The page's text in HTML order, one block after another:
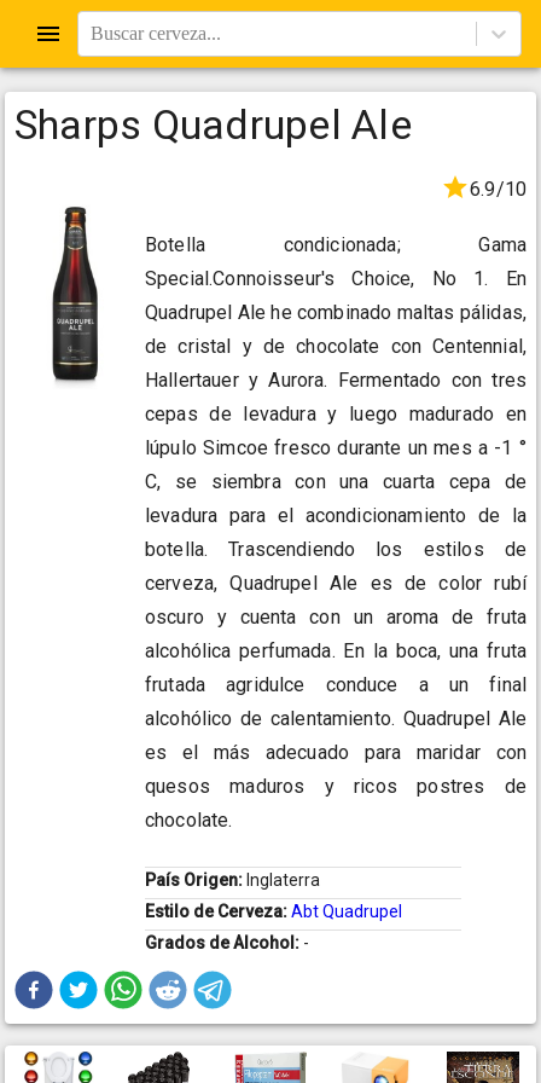
Buscar cerveza...
Sharps Quadrupel Ale
6.9/10
Botella condicionada; Gama
Special.Connoisseur's Choice, No 1. En
Quadrupel Ale he combinado maltas pálidas,
de cristal y de chocolate con Centennial,
Hallertauer y Aurora. Fermentado con tres
cepas de levadura y luego madurado en
lúpulo Simcoe fresco durante un mes a -1 °
C, se siembra con una cuarta cepa de
levadura para el acondicionamiento de la
botella. Trascendiendo los estilos de
cerveza, Quadrupel Ale es de color rubí
oscuro y cuenta con un aroma de fruta
alcohólica perfumada. En la boca, una fruta
frutada agridulce conduce a un final
alcohólico de calentamiento. Quadrupel Ale
es el más adecuado para maridar con
quesos maduros y ricos postres de
chocolate.
País Origen: Inglaterra
Estilo de Cerveza:Abt Quadrupel
Grados de Alcohol: -